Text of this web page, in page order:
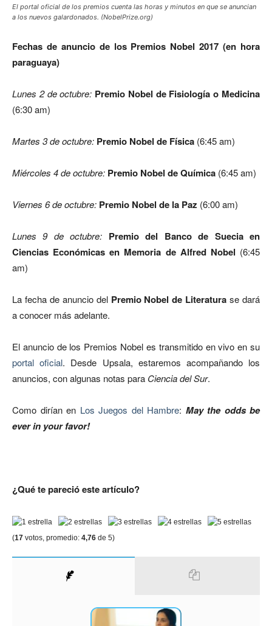
El portal oficial de los premios cuenta las horas y minutos en que se anuncian
a los nuevos galardonados. (NobelPrize.org)
Fechas de anuncio de los Premios Nobel 2017 (en hora
paraguaya)
Lunes 2 de octubre: Premio Nobel de Fisiología o Medicina
(6:30 am)
Martes 3 de octubre: Premio Nobel de Física (6:45 am)
Miércoles 4 de octubre: Premio Nobel de Química (6:45 am)
Viernes 6 de octubre: Premio Nobel de la Paz (6:00 am)
Lunes 9 de octubre: Premio del Banco de Suecia en
Ciencias Económicas en Memoria de Alfred Nobel (6:45
am)
La fecha de anuncio del Premio Nobel de Literatura se dará
a conocer más adelante.
El anuncio de los Premios Nobel es transmitido en vivo en su
portal oficial. Desde Upsala, estaremos acompañando los
anuncios, con algunas notas para Ciencia del Sur.
Como dirían en Los Juegos del Hambre: May the odds be
ever in your favor!
¿Qué te pareció este artículo?
(17 votos, promedio: 4,76 de 5)